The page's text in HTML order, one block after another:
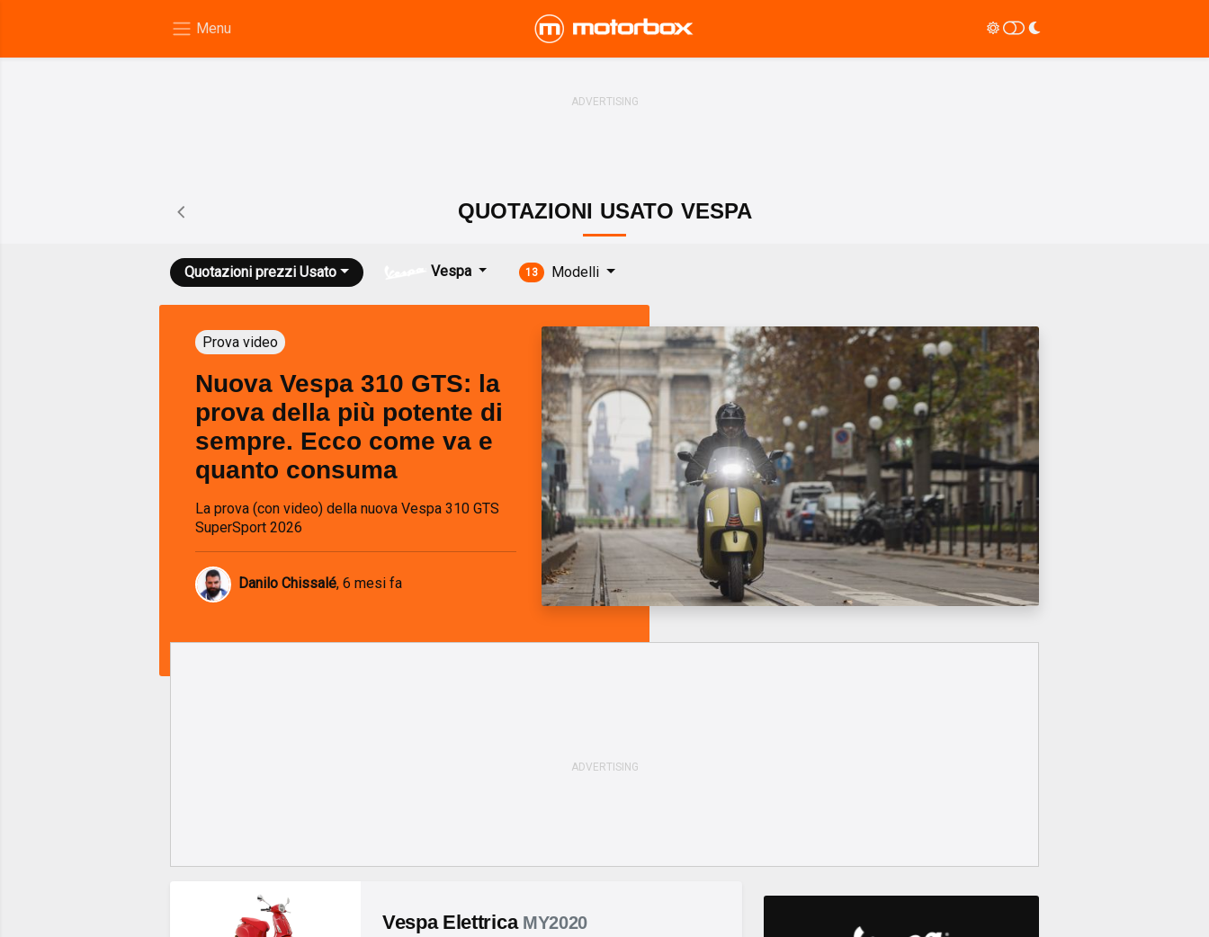
QUOTAZIONI USATO VESPA
Quotazioni prezzi Usato Vespa 13 Modelli
Prova video
Nuova Vespa 310 GTS: la
prova della più potente di
sempre. Ecco come va e
quanto consuma
La prova (con video) della nuova Vespa 310 GTS
SuperSport 2026
Danilo Chissalé, 6 mesi fa
Vespa Elettrica MY2020